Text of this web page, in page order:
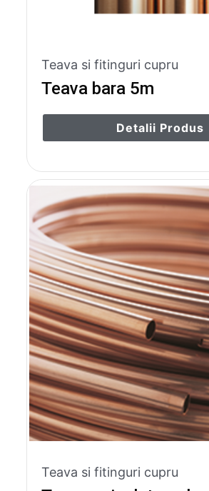
Teava si fitinguri cupru
Teava bara 5m
Detalii Produs
Teava si fitinguri cupru